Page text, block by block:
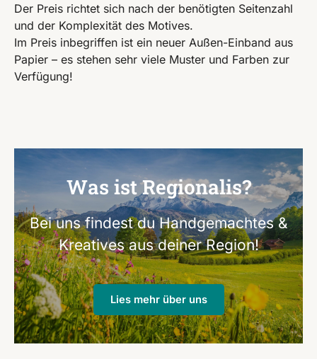
Der Preis richtet sich nach der benötigten Seitenzahl
und der Komplexität des Motives.
Im Preis inbegriffen ist ein neuer Außen-Einband aus
Papier – es stehen sehr viele Muster und Farben zur
Verfügung!
Was ist Regionalis?
Bei uns findest du Handgemachtes &
Kreatives aus deiner Region!
Lies mehr über uns